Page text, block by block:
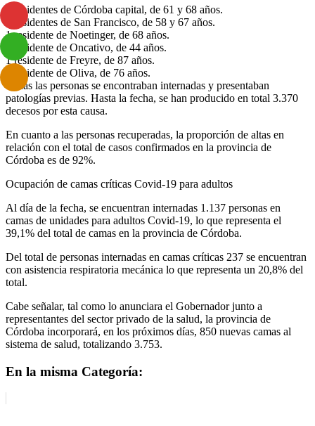
2 residentes de Córdoba capital, de 61 y 68 años.
2 residentes de San Francisco, de 58 y 67 años.
1 residente de Noetinger, de 68 años.
1 residente de Oncativo, de 44 años.
1 residente de Freyre, de 87 años.
1 residente de Oliva, de 76 años.
Todas las personas se encontraban internadas y presentaban
patologías previas. Hasta la fecha, se han producido en total 3.370
decesos por esta causa.
En cuanto a las personas recuperadas, la proporción de altas en
relación con el total de casos confirmados en la provincia de
Córdoba es de 92%.
Ocupación de camas críticas Covid-19 para adultos
Al día de la fecha, se encuentran internadas 1.137 personas en
camas de unidades para adultos Covid-19, lo que representa el
39,1% del total de camas en la provincia de Córdoba.
Del total de personas internadas en camas críticas 237 se encuentran
con asistencia respiratoria mecánica lo que representa un 20,8% del
total.
Cabe señalar, tal como lo anunciara el Gobernador junto a
representantes del sector privado de la salud, la provincia de
Córdoba incorporará, en los próximos días, 850 nuevas camas al
sistema de salud, totalizando 3.753.
En la misma Categoría: